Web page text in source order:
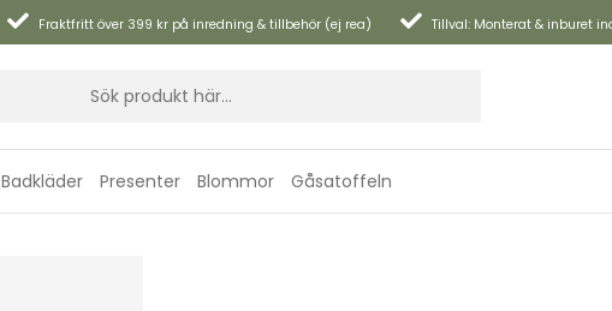
Fraktfritt över 399 kr på inredning & tillbehör (ej rea) Tillval: Monterat & inburet
Badkläder Presenter Blommor Gåsatoffeln